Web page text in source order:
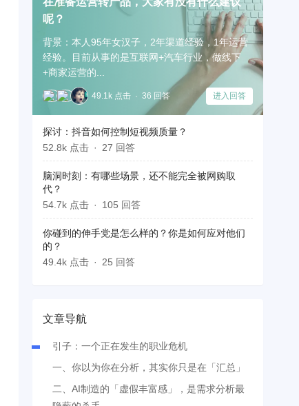
呢？
背景：本人95年女汉子，2年渠道经验，1年运营
经验。目前从事的是互联网+汽车行业，做线下
+商家运营的...
49.1k 点击 36 回答 进入回答
探讨：抖音如何控制短视频质量？
52.8k 点击
27 回答
脑洞时刻：有哪些场景，还不能完全被网购取
代？
54.7k 点击
105 回答
你碰到的伸手党是怎么样的？你是如何应对他们
的？
49.4k 点击
25 回答
文章导航
引子：一个正在发生的职业危机
一、你以为你在分析，其实你只是在「汇总」
二、AI制造的「虚假丰富感」，是需求分析最